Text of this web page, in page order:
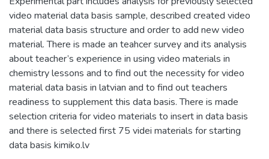
video material data basis sample, described created video
material data basis structure and order to add new video
material. There is made an teahcer survey and its analysis
about teacher’s experience in using video materials in
chemistry lessons and to find out the necessity for video
material data basis in latvian and to find out teachers
readiness to supplement this data basis. There is made
selection criteria for video materials to insert in data basis
and there is selected first 75 videi materials for starting
data basis kimiko.lv